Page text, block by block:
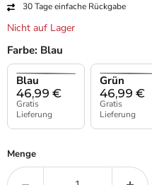
30 Tage einfache Rückgabe
Nicht auf Lager
Farbe: Blau
46,99 €
Blau
Gratis
Lieferung
46,99 €
Grün
Gratis
Lieferung
Menge